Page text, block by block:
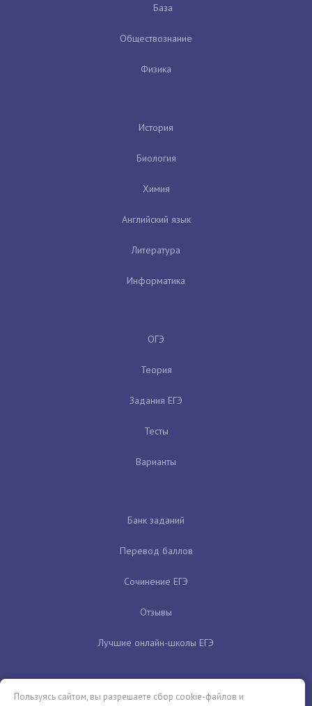
База
Обществознание
Физика
История
Биология
Химия
Английский язык
Литература
Информатика
ОГЭ
Теория
Задания ЕГЭ
Тесты
Варианты
Банк заданий
Перевод баллов
Сочинение ЕГЭ
Отзывы
Лучшие онлайн-школы ЕГЭ
Пользуясь сайтом, вы разрешаете сбор cookie-файлов и